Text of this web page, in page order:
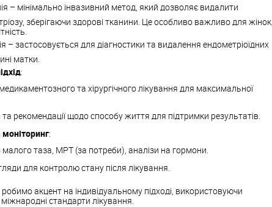
– мінімально інвазивний метод, який дозволяє видалити
зберігаючи здорові тканини. Це особливо важливо для жінок,
– застосовується для діагностики та видалення ендометріоїдних
матки.
:
та хірургічного лікування для максимальної
та рекомендації щодо способу життя для підтримки результатів.
моніторинг:
таза, МРТ (за потреби), аналізи на гормони.
для контролю стану після лікування.
акцент на індивідуальному підході, використовуючи
стандарти лікування.